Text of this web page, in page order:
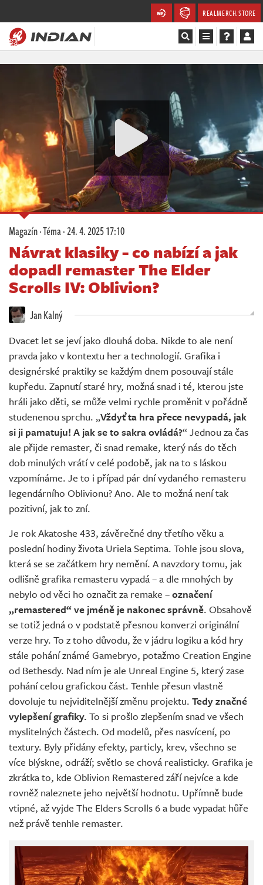
REALMERCH.STORE
Soutěže
Databáze
Komunita
Redakce
Živě
Magazín·Téma·24. 4. 2025 17:10
Návrat klasiky - co nabízí a jak
dopadl remaster The Elder
Scrolls IV: Oblivion?
Jan Kalný
Dvacet let se jeví jako dlouhá doba. Nikde to ale není
pravda jako v kontextu her a technologií. Grafika i
designérské praktiky se každým dnem posouvají stále
kupředu. Zapnutí staré hry, možná snad i té, kterou jste
hráli jako děti, se může velmi rychle proměnit v pořádně
studenenou sprchu. „Vždyť ta hra přece nevypadá, jak
si ji pamatuju! A jak se to sakra ovládá?“ Jednou za čas
ale přijde remaster, či snad remake, který nás do těch
dob minulých vrátí v celé podobě, jak na to s láskou
vzpomínáme. Je to i případ pár dní vydaného remasteru
legendárního Oblivionu? Ano. Ale to možná není tak
pozitivní, jak to zní.
Je rok Akatoshe 433, závěrečné dny třetího věku a
poslední hodiny života Uriela Septima. Tohle jsou slova,
která se se začátkem hry nemění. A navzdory tomu, jak
odlišně grafika remasteru vypadá – a dle mnohých by
nebylo od věci ho označit za remake –označení
„remastered“ ve jméně je nakonec správně. Obsahově
se totiž jedná o v podstatě přesnou konverzi originální
verze hry. To z toho důvodu, že v jádru logiku a kód hry
stále pohání známé Gamebryo, potažmo Creation Engine
od Bethesdy. Nad ním je ale Unreal Engine 5, který zase
pohání celou grafickou část. Tenhle přesun vlastně
dovoluje tu nejviditelnější změnu projektu. Tedy značné
vylepšení grafiky. To si prošlo zlepšením snad ve všech
myslitelných částech. Od modelů, přes nasvícení, po
textury. Byly přidány efekty, particly, krev, všechno se
více blýskne, odráží; světlo se chová realisticky. Grafika je
zkrátka to, kde Oblivion Remastered září nejvíce a kde
rovněž naleznete jeho největší hodnotu. Upřímně bude
vtipné, až vyjde The Elders Scrolls 6 a bude vypadat hůře
než právě tenhle remaster.